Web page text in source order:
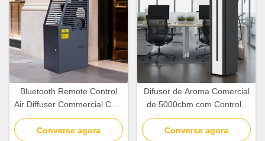
Bluetooth Remote Control
Air Diffuser Commercial Com
Display Inteligente Cobertura
5000cbm
Converse agora
Difusor de Aroma Comercial
de 5000cbm com Controle
por Wi-Fi, Bluetooth e
Aplicativo de 26W
Converse agora